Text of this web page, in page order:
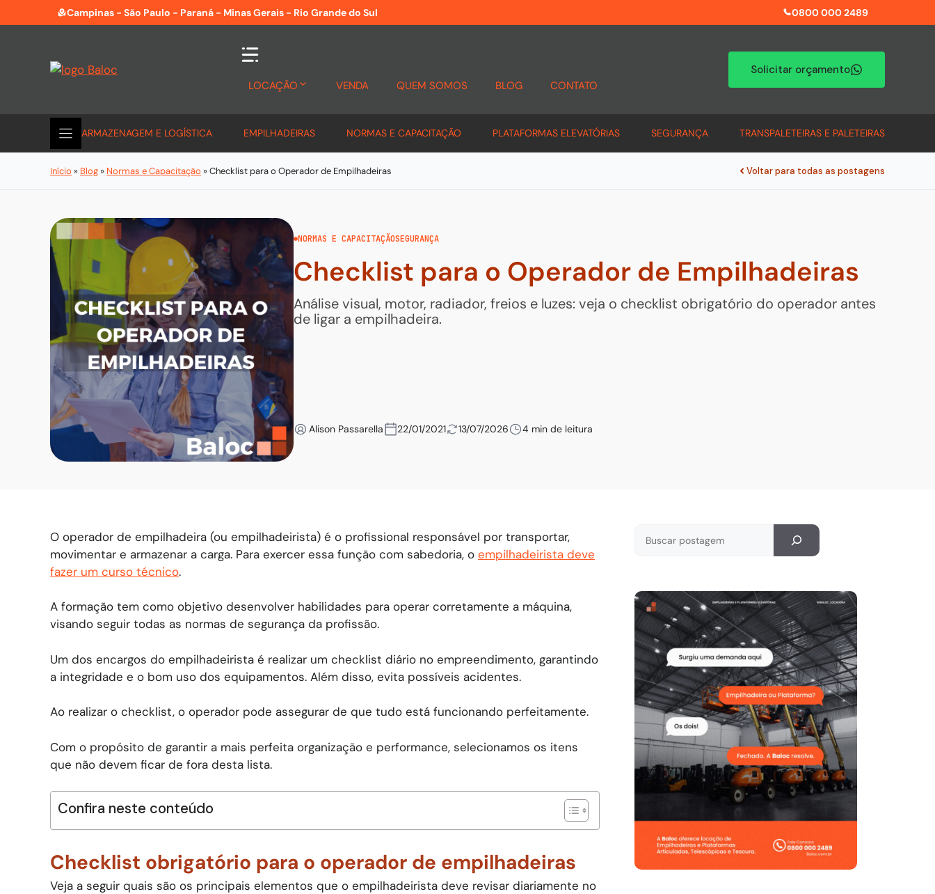
para
conteúdo
Campinas - São Paulo - Paraná - Minas Gerais - Rio Grande do Sul 0800 000 2489
LOCAÇÃO VENDA QUEM SOMOS BLOG CONTATO
Solicitar orçamento
ARMAZENAGEM E LOGÍSTICA EMPILHADEIRAS NORMAS E CAPACITAÇÃO PLATAFORMAS ELEVATÓRIAS SEGURANÇA TRANSPALETEIRAS E PALETEIRAS
Início » Blog » Normas e Capacitação »Checklist para o Operador de Empilhadeiras Voltar para todas as postagens
NORMAS E CAPACITAÇÃOSEGURANÇA
Checklist para o Operador de Empilhadeiras
Análise visual, motor, radiador, freios e luzes: veja o checklist obrigatório do operador antes
de ligar a empilhadeira.
Alison Passarella 22/01/2021 13/07/2026 4 min de leitura
O operador de empilhadeira (ou empilhadeirista) é o profissional responsável por transportar,
movimentar e armazenar a carga. Para exercer essa função com sabedoria, o empilhadeirista deve
fazer um curso técnico.
A formação tem como objetivo desenvolver habilidades para operar corretamente a máquina,
visando seguir todas as normas de segurança da profissão.
Um dos encargos do empilhadeirista é realizar um checklist diário no empreendimento, garantindo
a integridade e o bom uso dos equipamentos. Além disso, evita possíveis acidentes.
Ao realizar o checklist, o operador pode assegurar de que tudo está funcionando perfeitamente.
Com o propósito de garantir a mais perfeita organização e performance, selecionamos os itens
que não devem ficar de fora desta lista.
Confira neste conteúdo
Checklist obrigatório para o operador de empilhadeiras
Veja a seguir quais são os principais elementos que o empilhadeirista deve revisar diariamente no